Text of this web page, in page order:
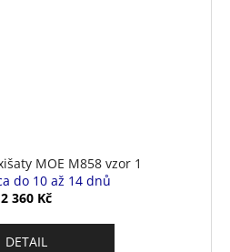
MOE M858 vzor 1
do 10 až 14 dnů
2 360 Kč
DETAIL